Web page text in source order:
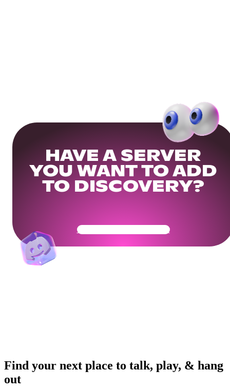
HAVE A SERVER
YOU WANT TO ADD
TO DISCOVERY?
Get Your Community Ready
Find your next place to talk, play, & hang
out